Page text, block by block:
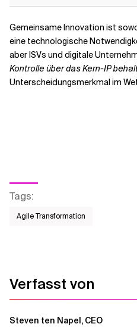
Gemeinsame Innovation ist
eine technologische
aber ISVs und digitale
Kontrolle über das Kern-IP
Unterscheidungsmerkmal im
Tags:
Agile Transformation
Verfasst von
Steven ten Napel, CEO